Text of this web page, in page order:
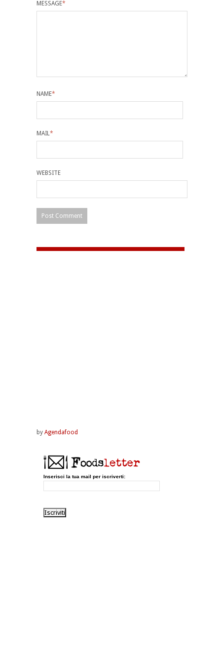
MESSAGE*
NAME*
MAIL*
WEBSITE
by Agendafood
Inserisci la tua mail per iscriverti: